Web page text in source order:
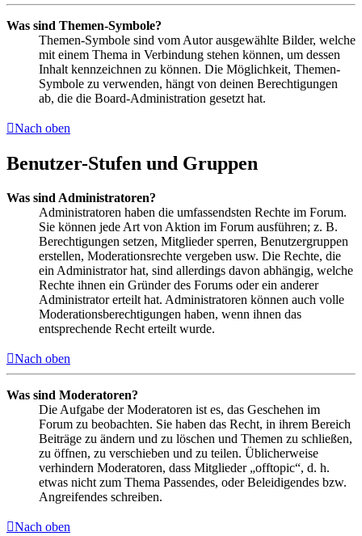
Was sind Themen-Symbole?
Themen-Symbole sind vom Autor ausgewählte Bilder, welche
mit einem Thema in Verbindung stehen können, um dessen
Inhalt kennzeichnen zu können. Die Möglichkeit, Themen-
Symbole zu verwenden, hängt von deinen Berechtigungen
ab, die die Board-Administration gesetzt hat.
Nach oben
Benutzer-Stufen und Gruppen
Was sind Administratoren?
Administratoren haben die umfassendsten Rechte im Forum.
Sie können jede Art von Aktion im Forum ausführen; z. B.
Berechtigungen setzen, Mitglieder sperren, Benutzergruppen
erstellen, Moderationsrechte vergeben usw. Die Rechte, die
ein Administrator hat, sind allerdings davon abhängig, welche
Rechte ihnen ein Gründer des Forums oder ein anderer
Administrator erteilt hat. Administratoren können auch volle
Moderationsberechtigungen haben, wenn ihnen das
entsprechende Recht erteilt wurde.
Nach oben
Was sind Moderatoren?
Die Aufgabe der Moderatoren ist es, das Geschehen im
Forum zu beobachten. Sie haben das Recht, in ihrem Bereich
Beiträge zu ändern und zu löschen und Themen zu schließen,
zu öffnen, zu verschieben und zu teilen. Üblicherweise
verhindern Moderatoren, dass Mitglieder „offtopic“, d. h.
etwas nicht zum Thema Passendes, oder Beleidigendes bzw.
Angreifendes schreiben.
Nach oben